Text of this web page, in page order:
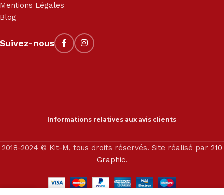
Mentions Légales
Blog
Suivez-nous
Informations relatives aux avis clients
2018-2024 © Kit-M, tous droits réservés. Site réalisé par 210
Graphic.